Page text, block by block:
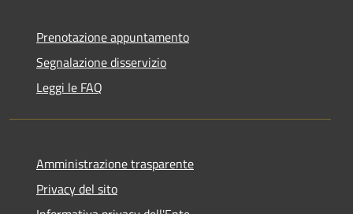
Prenotazione appuntamento
Segnalazione disservizio
Leggi le FAQ
Amministrazione trasparente
Privacy del sito